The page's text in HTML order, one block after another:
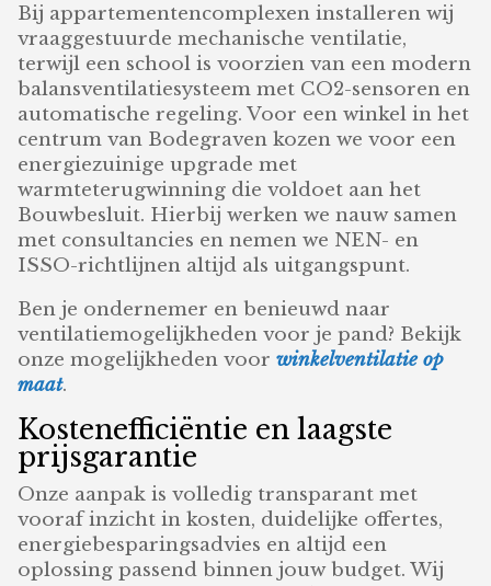
Bij appartementencomplexen installeren wij
vraaggestuurde mechanische ventilatie,
terwijl een school is voorzien van een modern
balansventilatiesysteem met CO2-sensoren en
automatische regeling. Voor een winkel in het
centrum van Bodegraven kozen we voor een
energiezuinige upgrade met
warmteterugwinning die voldoet aan het
Bouwbesluit. Hierbij werken we nauw samen
met consultancies en nemen we NEN- en
ISSO-richtlijnen altijd als uitgangspunt.
Ben je ondernemer en benieuwd naar
ventilatiemogelijkheden voor je pand? Bekijk
onze mogelijkheden voorwinkelventilatie op
maat.
Kostenefficiëntie en laagste
prijsgarantie
Onze aanpak is volledig transparant met
vooraf inzicht in kosten, duidelijke offertes,
energiebesparingsadvies en altijd een
oplossing passend binnen jouw budget. Wij